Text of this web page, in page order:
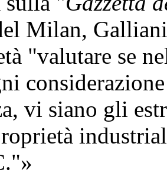
Milan,
"valutare se
vi siano gli